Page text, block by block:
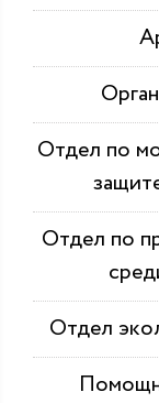
Отдел по
Отдел по
Отдел